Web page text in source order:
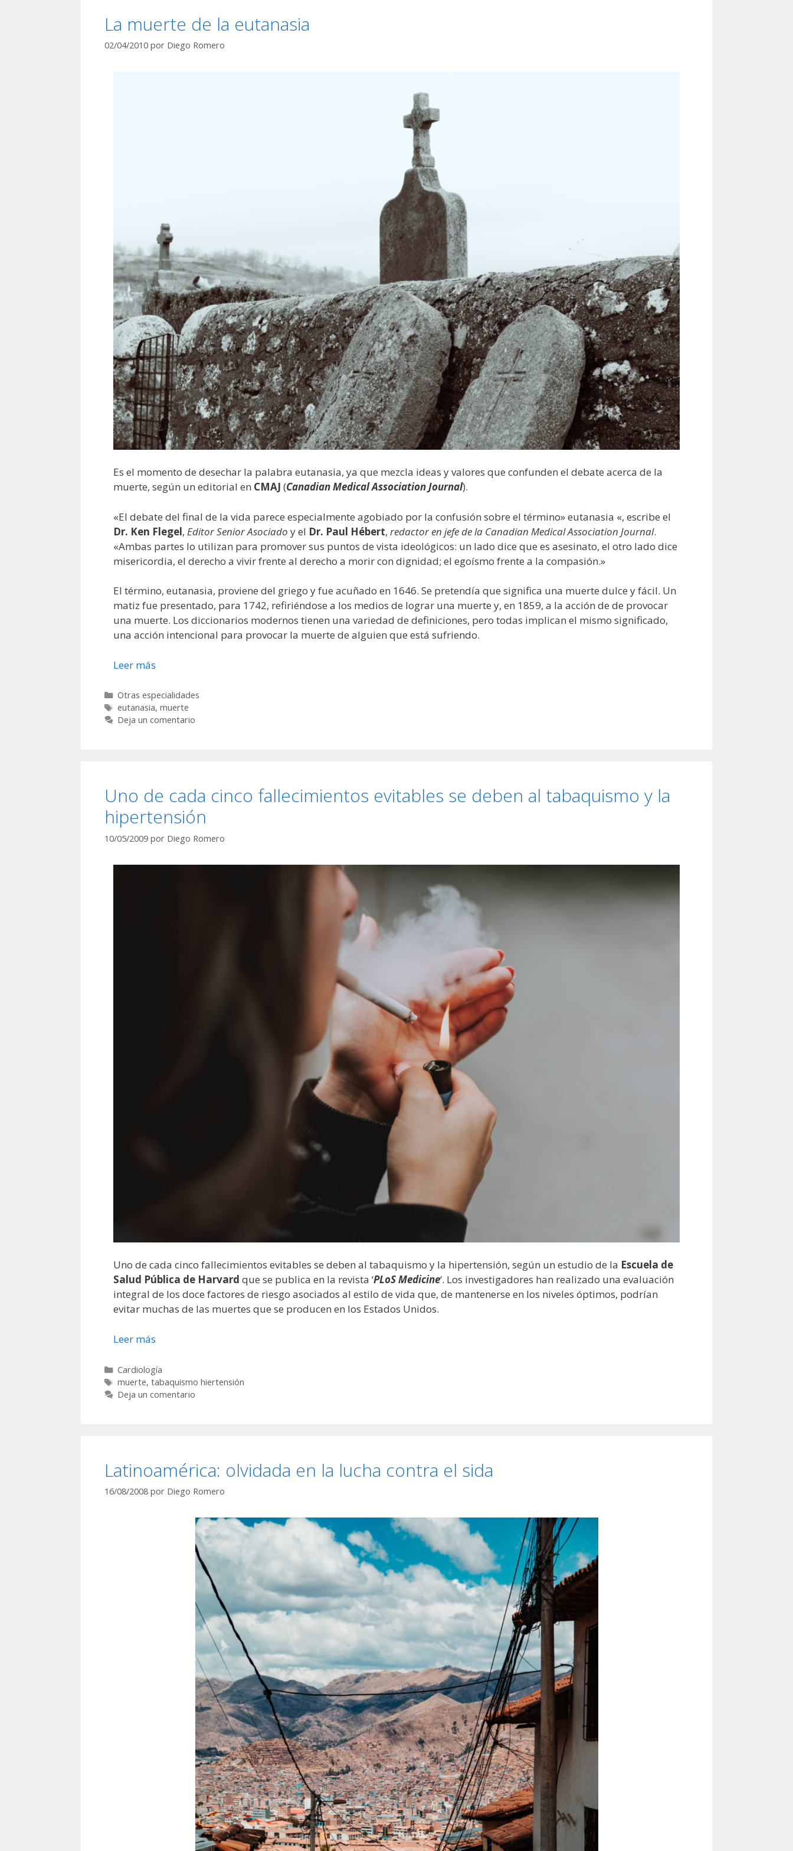
La muerte de la eutanasia
02/04/2010 por Diego Romero
Es el momento de desechar la palabra eutanasia, ya que mezcla ideas y valores que confunden el debate acerca de la
muerte, según un editorial en CMAJ (Canadian Medical Association Journal).
«El debate del final de la vida parece especialmente agobiado por la confusión sobre el término» eutanasia «, escribe el
Dr. Ken Flegel, EditorSeniorAsociado y el Dr. Paul Hébert, redactor en jefe de la Canadian Medical Association Journal.
«Ambas partes lo utilizan para promover sus puntos de vista ideológicos: un lado dice que es asesinato, el otro lado dice
misericordia, el derecho a vivir frente al derecho a morir con dignidad; el egoísmo frente a la compasión.»
El término, eutanasia, proviene del griego y fue acuñado en 1646. Se pretendía que significa una muerte dulce y fácil. Un
matiz fue presentado, para 1742, refiriéndose a los medios de lograr una muerte y, en 1859, a la acción de de provocar
una muerte. Los diccionarios modernos tienen una variedad de definiciones, pero todas implican el mismo significado,
una acción intencional para provocar la muerte de alguien que está sufriendo.
Leer más
Categorías
Otras especialidades
Etiquetas
eutanasia, muerte
Deja un comentario
Uno de cada cinco fallecimientos evitables se deben al tabaquismo y la
hipertensión
10/05/2009 por Diego Romero
Uno de cada cinco fallecimientos evitables se deben al tabaquismo y la hipertensión, según un estudio de la Escuela de
Salud Pública de Harvard que se publica en la revista ‘PLoS Medicine‘. Los investigadores han realizado una evaluación
integral de los doce factores de riesgo asociados al estilo de vida que, de mantenerse en los niveles óptimos, podrían
evitar muchas de las muertes que se producen en los Estados Unidos.
Leer más
Categorías
Cardiología
Etiquetas
muerte, tabaquismo hiertensión
Deja un comentario
Latinoamérica: olvidada en la lucha contra el sida
16/08/2008 por Diego Romero